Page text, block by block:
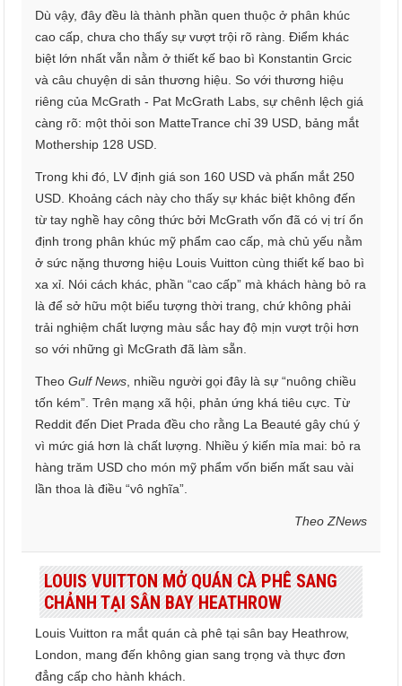
Dù vậy, đây đều là thành phần quen thuộc ở phân khúc
cao cấp, chưa cho thấy sự vượt trội rõ ràng. Điểm khác
biệt lớn nhất vẫn nằm ở thiết kế bao bì Konstantin Grcic
và câu chuyện di sản thương hiệu. So với thương hiệu
riêng của McGrath - Pat McGrath Labs, sự chênh lệch giá
càng rõ: một thỏi son MatteTrance chỉ 39 USD, bảng mắt
Mothership 128 USD.
Trong khi đó, LV định giá son 160 USD và phấn mắt 250
USD. Khoảng cách này cho thấy sự khác biệt không đến
từ tay nghề hay công thức bởi McGrath vốn đã có vị trí ổn
định trong phân khúc mỹ phẩm cao cấp, mà chủ yếu nằm
ở sức nặng thương hiệu Louis Vuitton cùng thiết kế bao bì
xa xỉ. Nói cách khác, phần “cao cấp” mà khách hàng bỏ ra
là để sở hữu một biểu tượng thời trang, chứ không phải
trải nghiệm chất lượng màu sắc hay độ mịn vượt trội hơn
so với những gì McGrath đã làm sẵn.
TheoGulf News, nhiều người gọi đây là sự “nuông chiều
tốn kém”. Trên mạng xã hội, phản ứng khá tiêu cực. Từ
Reddit đến Diet Prada đều cho rằng La Beauté gây chú ý
vì mức giá hơn là chất lượng. Nhiều ý kiến mỉa mai: bỏ ra
hàng trăm USD cho món mỹ phẩm vốn biến mất sau vài
lần thoa là điều “vô nghĩa”.
Theo ZNews
LOUIS VUITTON MỞ QUÁN CÀ PHÊ SANG
CHẢNH TẠI SÂN BAY HEATHROW
Louis Vuitton ra mắt quán cà phê tại sân bay Heathrow,
London, mang đến không gian sang trọng và thực đơn
đẳng cấp cho hành khách.